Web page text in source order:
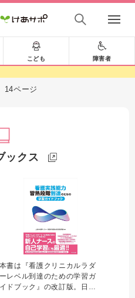
こども 障害者
14ページ
ックス
本書は『看護クリニカルラダ
ーレベル到達のための学習ガ
イドブック』の改訂版。日本